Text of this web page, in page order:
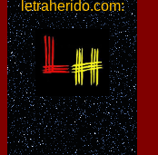
letraherido.com: